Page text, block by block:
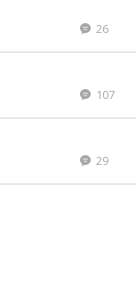
26
107
29